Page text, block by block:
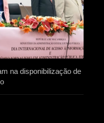
na disponibilização de